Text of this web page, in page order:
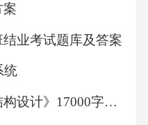
集散控制系统、ME
护污染物产生环节及
生产过程中产生的
氧化硫（SO?）、粉
案
业考试题库及答案
统
【《中厚板矫直机结构设计》17000字（论文）】